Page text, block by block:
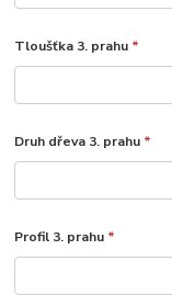
Tloušťka 3. prahu *
Druh dřeva 3. prahu *
Profil 3. prahu *